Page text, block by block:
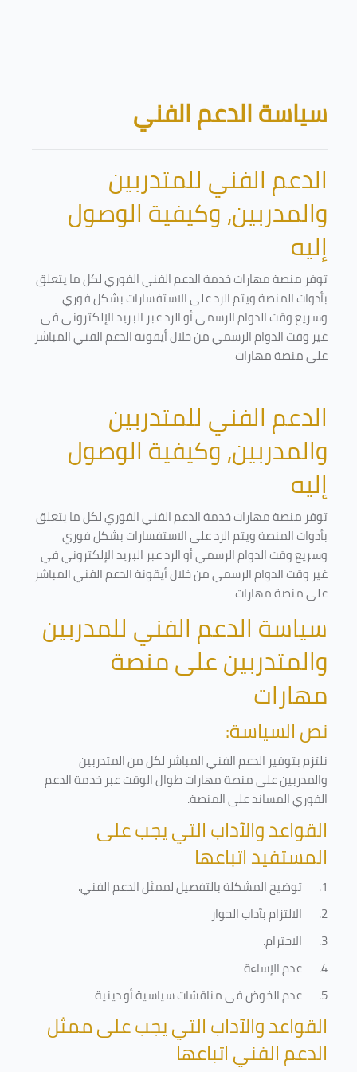
الكتل
سياسة الدعم الفني
الدعم الفني للمتدربين
والمدربين، وكيفية الوصول
إليه
توفر منصة مهارات خدمة الدعم الفني الفوري لكل ما يتعلق
بأدوات المنصة ويتم الرد على الاستفسارات بشكل فوري
وسريع وقت الدوام الرسمي أو الرد عبر البريد الإلكتروني في
غير وقت الدوام الرسمي من خلال أيقونة الدعم الفني المباشر
على منصة مهارات
الدعم الفني للمتدربين
والمدربين، وكيفية الوصول
إليه
توفر منصة مهارات خدمة الدعم الفني الفوري لكل ما يتعلق
بأدوات المنصة ويتم الرد على الاستفسارات بشكل فوري
وسريع وقت الدوام الرسمي أو الرد عبر البريد الإلكتروني في
غير وقت الدوام الرسمي من خلال أيقونة الدعم الفني المباشر
على منصة مهارات
سياسة الدعم الفني للمدربين
والمتدربين على منصة
مهارات
نص السياسة:
نلتزم بتوفير الدعم الفني المباشر لكل من المتدربين
والمدربين على منصة مهارات طوال الوقت عبر خدمة الدعم
الفوري المساند على المنصة.
القواعد والآداب التي يجب على
المستفيد اتباعها
1. توضيح المشكلة بالتفصيل لممثل الدعم الفني.
2.
الالتزام بآداب الحوار
3.
الاحترام.
4.
عدم الإساءة
5.
عدم الخوض في مناقشات سياسية أو دينية
القواعد والآداب التي يجب على ممثل
الدعم الفني اتباعها